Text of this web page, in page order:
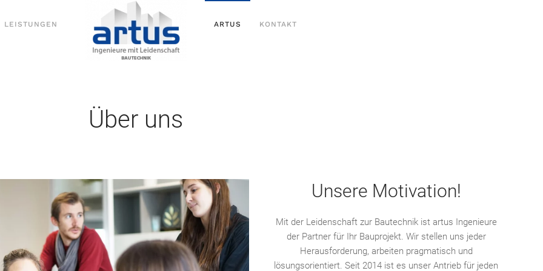
LEISTUNGEN ARTUS KONTAKT
Über uns
Unsere Motivation!
Mit der Leidenschaft zur Bautechnik ist artus Ingenieure
der Partner für Ihr Bauprojekt. Wir stellen uns jeder
Herausforderung, arbeiten pragmatisch und
lösungsorientiert. Seit 2014 ist es unser Antrieb für jeden